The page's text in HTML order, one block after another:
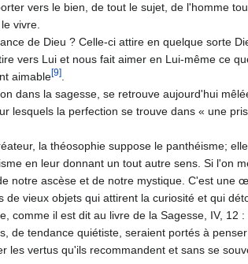
vers le bien, de tout le sujet, de l'homme
vivre.
de Dieu ? Celle-ci attire en quelque sorte
vers Lui et nous fait aimer en Lui-même ce
aimable[9]
dans la sagesse, se retrouve aujourd'hui
lesquels la perfection se trouve dans « une
la théosophie suppose le panthéisme;
en leur donnant un tout autre sens. Si l'on
notre ascèse et de notre mys­tique. C'est une
vieux objets qui attirent la curiosité et qui
comme il est dit au livre de la Sagesse, IV, 12
de tendance quiétiste, seraient portés à
les vertus qu'ils recommandent et sans se